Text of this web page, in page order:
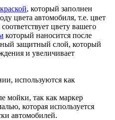
, который заполнен
цвета автомобиля, т.е. цвет
цвету вашего
который наносится после
защитный слой, который
и увеличивает
используются как
мойки, так как маркер
которая используется
автомобилей.